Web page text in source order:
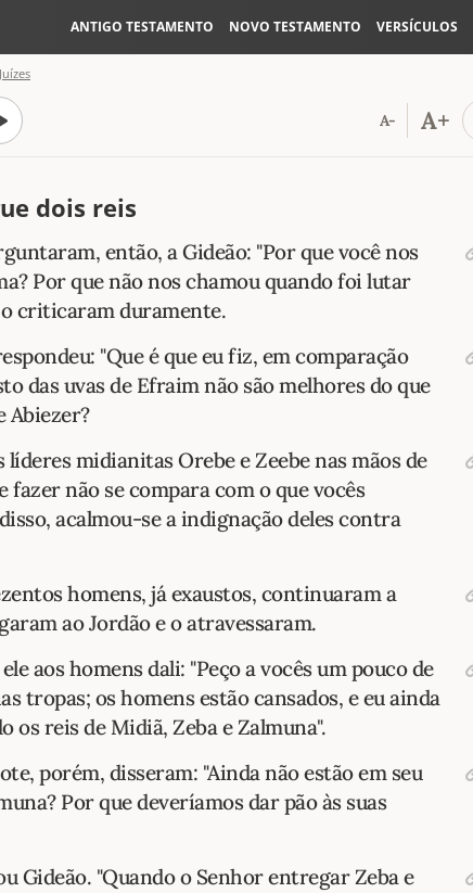
ANTIGO TESTAMENTO NOVO TESTAMENTO VERSÍCULOS
Juízes
A- A+
dois reis
então, a Gideão: "Por que você nos
Por que não nos chamou quando foi lutar
criticaram duramente.
"Que é que eu fiz, em comparação
das uvas de Efraim não são melhores do que
Abiezer?
líderes midianitas Orebe e Zeebe nas mãos de
fazer não se compara com o que vocês
acalmou-se a indignação deles contra
homens, já exaustos, continuaram a
ao Jordão e o atravessaram.
aos homens dali: "Peço a vocês um pouco de
tropas; os homens estão cansados, e eu ainda
os reis de Midiã, Zeba e Zalmuna".
porém, disseram: "Ainda não estão em seu
Por que deveríamos dar pão às suas
Gideão. "Quando o Senhor entregar Zeba e